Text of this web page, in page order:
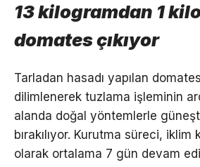
13 kilogramdan 1
domates çıkıyor
Tarladan hasadı yapılan
dilimlenerek tuzlama işleminin
alanda doğal yöntemlerle
bırakılıyor. Kurutma süreci, iklim
olarak ortalama 7 gün devam